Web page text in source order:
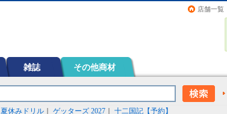
店舗一覧
雑誌 その他商材
夏休みドリル ゲッターズ 2027 十二国記【予約】